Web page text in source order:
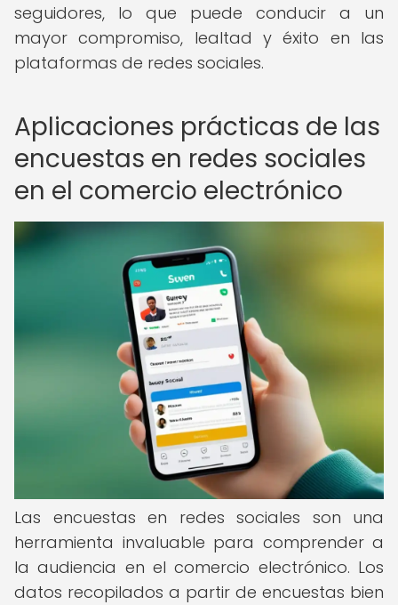
seguidores, lo que puede conducir a un
mayor compromiso, lealtad y éxito en las
plataformas de redes sociales.
Aplicaciones prácticas de las
encuestas en redes sociales
en el comercio electrónico
Las encuestas en redes sociales son una
herramienta invaluable para comprender a
la audiencia en el comercio electrónico. Los
datos recopilados a partir de encuestas bien